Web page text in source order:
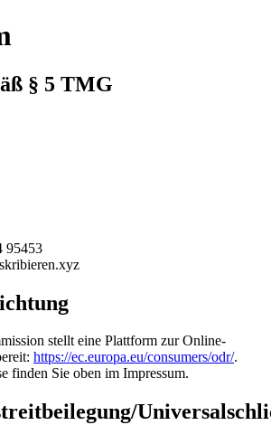
§ 5 TMG
95453
stellt eine Plattform zur Online-
https://ec.europa.eu/consumers/odr/.
finden Sie oben im Impressum.